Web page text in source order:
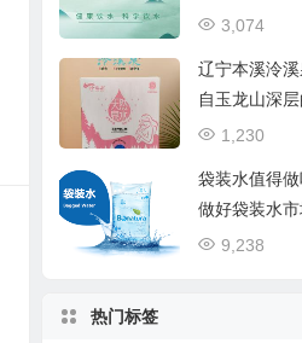
相伴3,074
辽宁本溪泠
自玉龙山深
1,230
袋装水值得
做好袋装水市
9,238
热门标签